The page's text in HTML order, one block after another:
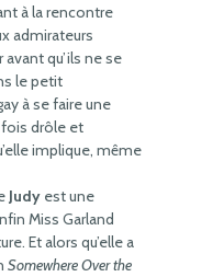
à la rencontre
admirateurs
avant qu’ils ne se
le petit
à se faire une
drôle et
implique, même
Judy est une
Miss Garland
Et alors qu’elle a
Somewhere Over the